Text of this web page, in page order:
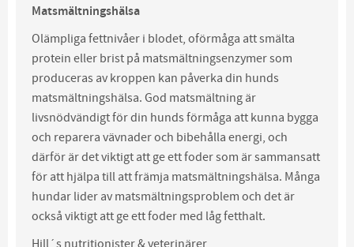
Matsmältningshälsa
Olämpliga fettnivåer i blodet, oförmåga att smälta
protein eller brist på matsmältningsenzymer som
produceras av kroppen kan påverka din hunds
matsmältningshälsa. God matsmältning är
livsnödvändigt för din hunds förmåga att kunna bygga
och reparera vävnader och bibehålla energi, och
därför är det viktigt att ge ett foder som är sammansatt
för att hjälpa till att främja matsmältningshälsa. Många
hundar lider av matsmältningsproblem och det är
också viktigt att ge ett foder med låg fetthalt.
Hill´s nutritionister & veterinärer